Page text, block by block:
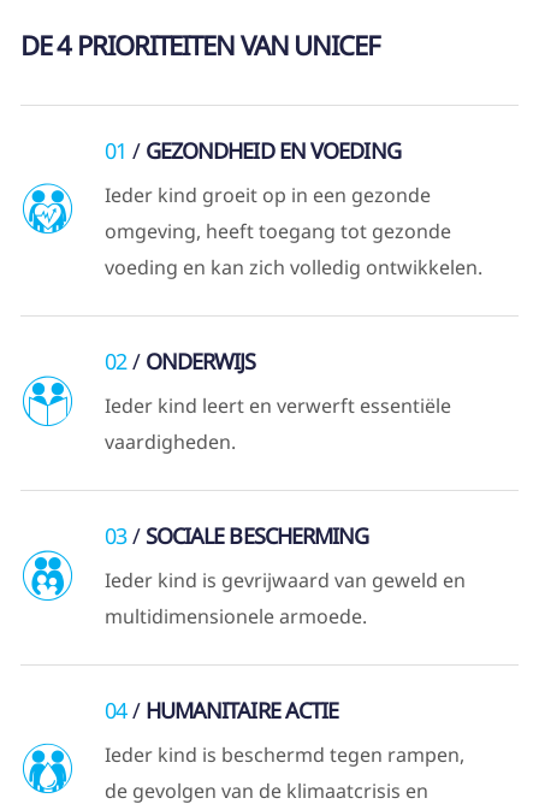
DE 4 PRIORITEITEN VAN UNICEF
01 GEZONDHEID EN VOEDING
Ieder kind groeit op in een gezonde
omgeving, heeft toegang tot gezonde
voeding en kan zich volledig ontwikkelen.
02 ONDERWIJS
Ieder kind leert en verwerft essentiële
vaardigheden.
03 SOCIALE BESCHERMING
Ieder kind is gevrijwaard van geweld en
multidimensionele armoede.
04 HUMANITAIRE ACTIE
Ieder kind is beschermd tegen rampen,
de gevolgen van de klimaatcrisis en